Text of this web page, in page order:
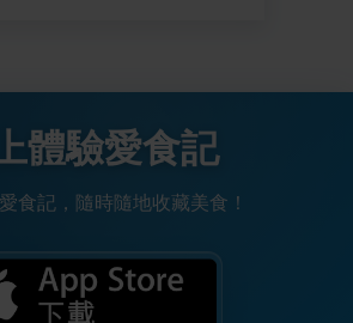
體驗愛食記
食記，隨時隨地收藏美食！